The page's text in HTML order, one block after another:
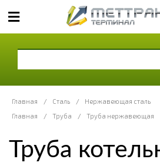
Главная / Сталь /
Нержавеющая сталь
Главная
/ Труба / Труба нержавеющая
Труба